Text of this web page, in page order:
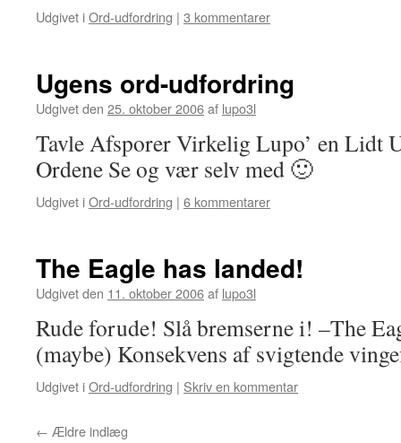
Udgivet iOrd-udfordring | 3 kommentarer
Ugens ord-udfordring
Udgivet den 25. oktober 2006af lupo3l
Tavle Afsporer Virkelig Lupo’ en Lidt
Ordene Se og vær selv med 🙂
Udgivet iOrd-udfordring | 6 kommentarer
The Eagle has landed!
Udgivet den 11. oktober 2006af lupo3l
Rude forude! Slå bremserne i! –The
(maybe) Konsekvens af svigtende
Udgivet iOrd-udfordring | Skriv en kommentar
← Ældre indlæg